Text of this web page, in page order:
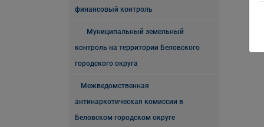
финансовый контроль
Муниципальный земельный
контроль на территории Беловского
городского округа
Межведомственная
антинаркотическая комиссии в
Беловском городском округе